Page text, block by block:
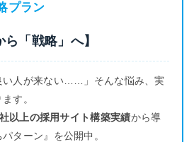
プラン
ら「戦略」へ】
い人が来ない……」そんな悩み、実
す。
以上の採用サイト構築実績から導
ターン』を公開中。